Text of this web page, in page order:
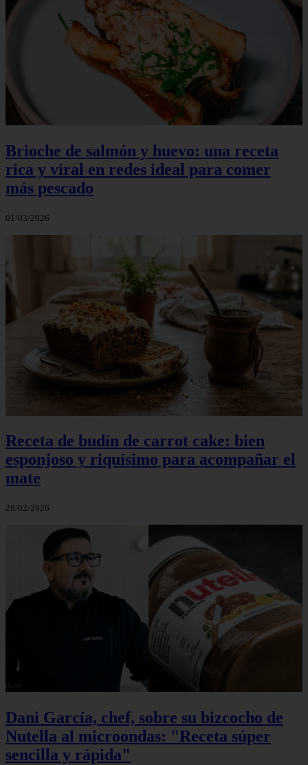
Brioche de salmón y huevo: una receta
rica y viral en redes ideal para comer
más pescado
01/03/2026
Receta de budín de carrot cake: bien
esponjoso y riquísimo para acompañar el
mate
28/02/2026
Dani García, chef, sobre su bizcocho de
Nutella al microondas: "Receta súper
sencilla y rápida"